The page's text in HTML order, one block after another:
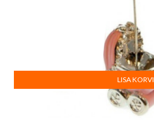
LISA KORVI